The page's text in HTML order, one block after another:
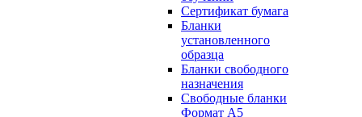
Сертификат бумага
Бланки
установленного
образца
Бланки свободного
назначения
Свободные бланки
Формат А5